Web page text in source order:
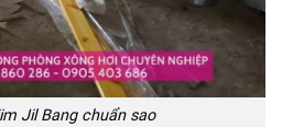
Jil Bang chuẩn sao